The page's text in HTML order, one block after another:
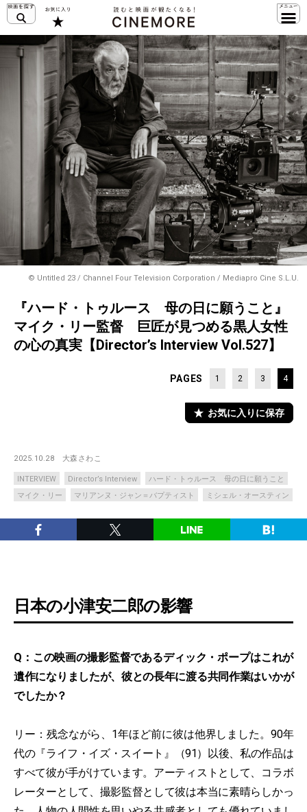
© Untitled 23 / Channel Four Television Corporation / Mediapro Cine S.L.U.
『ハード・トゥルース 母の日に願うこと』
マイク・リー監督 巨匠が見つめる黒人女性
の心の真実【Director’s Interview Vol.527】
PAGES 1 2 3 4
お気に入りに保存
2025.10.28 大森さわこ
INTERVIEW Director’s Interview
ハード・トゥルース 母の日に願うこと
マイク・リー
マリアンヌ・ジャン＝バプティスト ミシェル・オースティン
日本の小津安二郎の影響
Q：この映画の撮影監督であるディック・ポープはこれが
遺作になりましたが、彼との長年に渡る共同作業はいかが
でしたか？
リー：残念ながら、1年ほど前に彼は他界しました。90年
代の『ライフ・イズ・スイート』（91）以後、私の作品は
すべて彼が手がけています。アーティストとして、コラボ
レーターとして、撮影監督として彼は本当に素晴らしかっ